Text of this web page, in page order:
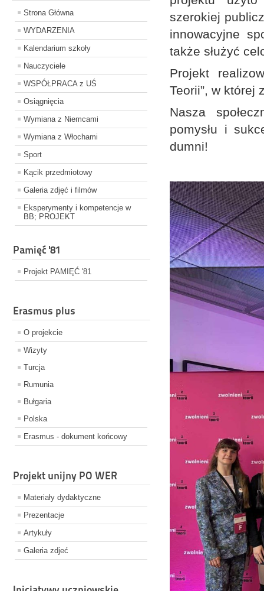
Strona Główna
WYDARZENIA
Kalendarium szkoły
Nauczyciele
WSPÓŁPRACA z UŚ
Osiągnięcia
Wymiana z Niemcami
Wymiana z Włochami
Sport
Kącik przedmiotowy
Galeria zdjęć i filmów
Eksperymenty i kompetencje w
BB; PROJEKT
Pamięć '81
Projekt PAMIĘĆ '81
Erasmus plus
O projekcie
Wizyty
Turcja
Rumunia
Bułgaria
Polska
Erasmus - dokument końcowy
Projekt unijny PO WER
Materiały dydaktyczne
Prezentacje
Artykuły
Galeria zdjeć
szerokiej
innowacyjne
także służyć
Projekt
Teorii”, w której
Nasza
pomysłu i
dumni!